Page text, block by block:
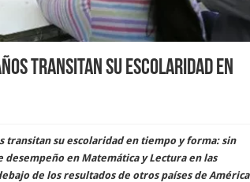
transitan su escolaridad en
transitan su escolaridad en tiempo y forma: sin
en Matemática y Lectura en las
de los resultados de otros países de América